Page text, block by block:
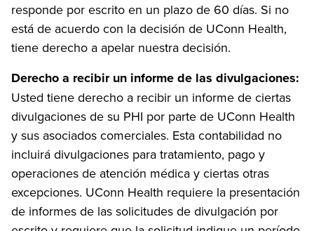
responde por escrito en un plazo de 60 días. Si no
está de acuerdo con la decisión de UConn Health,
tiene derecho a apelar nuestra decisión.
Derecho a recibir un informe de las divulgaciones:
Usted tiene derecho a recibir un informe de ciertas
divulgaciones de su PHI por parte de UConn Health
y sus asociados comerciales. Esta contabilidad no
incluirá divulgaciones para tratamiento, pago y
operaciones de atención médica y ciertas otras
excepciones. UConn Health requiere la presentación
de informes de las solicitudes de divulgación por